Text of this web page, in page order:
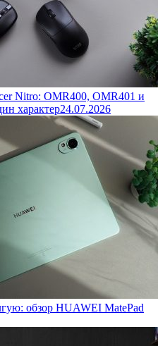
Nitro: OMR400, OMR401 и
характер24.07.2026
обзор HUAWEI MatePad